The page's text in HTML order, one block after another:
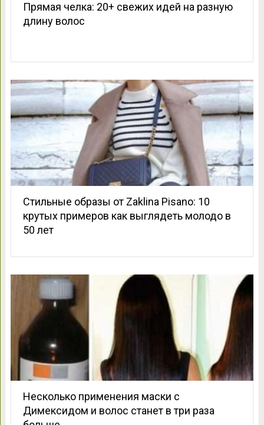
Прямая челка: 20+ свежих идей на разную
длину волос
Стильные образы от Zaklina Pisano: 10
крутых примеров как выглядеть молодо в
50 лет
Несколько применения маски с
Димексидом и волос станет в три раза